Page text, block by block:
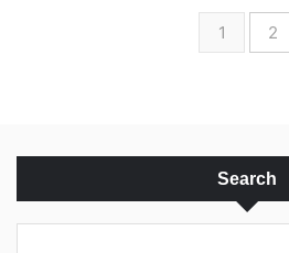
運航する飛行機のチケットをお得
な料金で予約する方法、そして、
時期で変動する航空券の価格、飛
でいるJAL、ANA、カンタス、ジ
況
イ
ご
て
1 2
Search